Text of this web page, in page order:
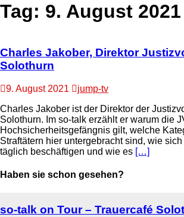
Tag: 9. August 2021
Charles Jakober, Direktor
Solothurn
9. August 2021
jump-tv
Charles Jakober ist der Direktor der
Solothurn. Im so-talk erzählt er warum die
Hochsicherheitsgefängnis gilt, welche
Straftätern hier untergebracht sind, wie
täglich beschäftigen und wie es […]
Haben sie schon gesehen?
so-talk on Tour – Trauercafé